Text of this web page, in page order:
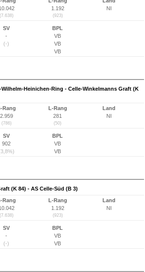
(7.638)
1.192
(923)
NI
SV
-
(-)
BPL
VB
VB
VB
Wilhelm-Heinichen-Ring - Celle-Winkelmanns Graft (K
Rang
2.959
(786)
L-Rang
281
(50)
Land
NI
SV
902
BPL
VB
VB
(K 84) - AS Celle-Süd (B 3)
Rang
(7.638)
L-Rang
1.192
(923)
Land
NI
SV
-
(-)
BPL
VB
VB